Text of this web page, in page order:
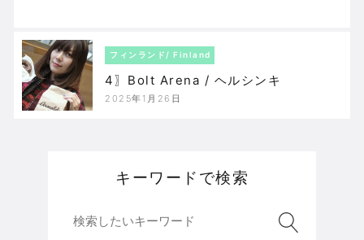
フィンランド/ Finland
4〗Bolt Arena / ヘルシンキ
2025年1月26日
キーワードで検索